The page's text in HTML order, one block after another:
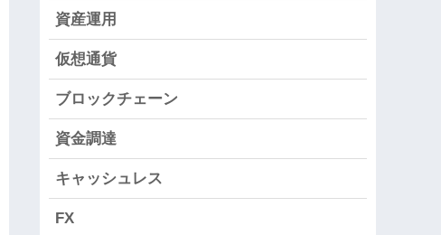
資産運用
仮想通貨
ブロックチェーン
資金調達
キャッシュレス
FX